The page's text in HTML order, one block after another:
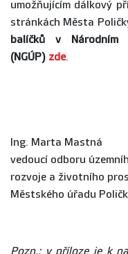
umožňujícím dálkový
stránkách Města
balíčků v Národním
(NGÚP) zde.
Ing. Marta Mastná
vedoucí odboru
rozvoje a životního
Městského úřadu